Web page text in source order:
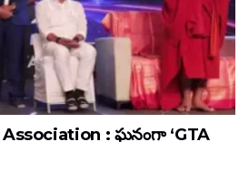
: ఘనంగా ‘GTA